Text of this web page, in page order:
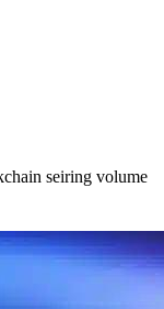
seiring volume